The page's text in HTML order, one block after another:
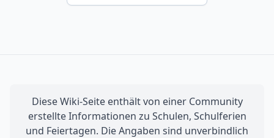
Diese Wiki-Seite enthält von einer Community
erstellte Informationen zu Schulen, Schulferien
und Feiertagen. Die Angaben sind unverbindlich